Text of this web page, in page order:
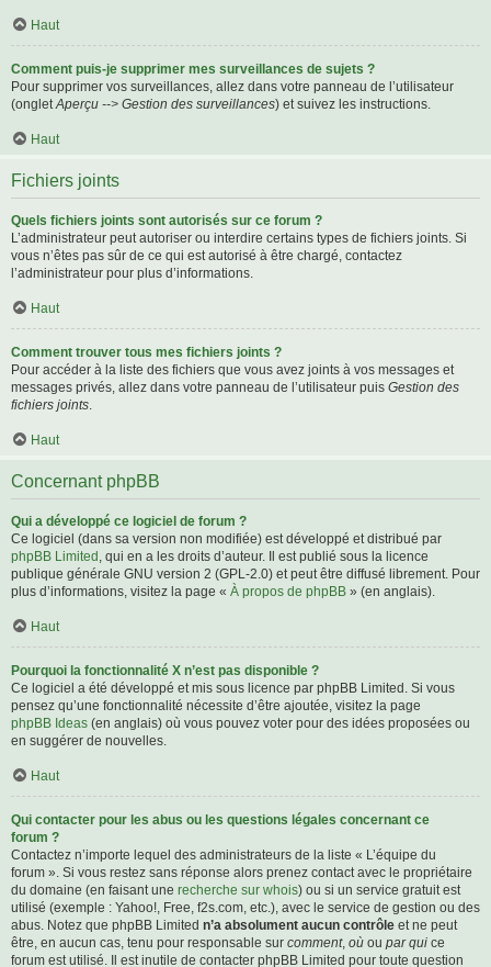
Haut
Comment puis-je supprimer mes surveillances de sujets ?
Pour supprimer vos surveillances, allez dans votre panneau de l’utilisateur
(ongletAperçu --> Gestion des surveillances) et suivez les instructions.
Haut
Fichiers joints
Quels fichiers joints sont autorisés sur ce forum ?
L’administrateur peut autoriser ou interdire certains types de fichiers joints. Si
vous n’êtes pas sûr de ce qui est autorisé à être chargé, contactez
l’administrateur pour plus d’informations.
Haut
Comment trouver tous mes fichiers joints ?
Pour accéder à la liste des fichiers que vous avez joints à vos messages et
messages privés, allez dans votre panneau de l’utilisateur puis Gestion des
fichiers joints.
Haut
Concernant phpBB
Qui a développé ce logiciel de forum ?
Ce logiciel (dans sa version non modifiée) est développé et distribué par
phpBB Limited , qui en a les droits d’auteur. Il est publié sous la licence
publique générale GNU version 2 (GPL-2.0) et peut être diffusé librement. Pour
plus d’informations, visitez la page « À propos de phpBB » (en anglais).
Haut
Pourquoi la fonctionnalité X n’est pas disponible ?
Ce logiciel a été développé et mis sous licence par phpBB Limited. Si vous
pensez qu’une fonctionnalité nécessite d’être ajoutée, visitez la page
phpBB Ideas (en anglais) où vous pouvez voter pour des idées proposées ou
en suggérer de nouvelles.
Haut
Qui contacter pour les abus ou les questions légales concernant ce
forum ?
Contactez n’importe lequel des administrateurs de la liste « L’équipe du
forum ». Si vous restez sans réponse alors prenez contact avec le propriétaire
du domaine (en faisant une recherche sur whois) ou si un service gratuit est
utilisé (exemple : Yahoo!, Free, f2s.com, etc.), avec le service de gestion ou des
abus. Notez que phpBB Limited n’a absolument aucun contrôle et ne peut
être, en aucun cas, tenu pour responsable sur comment, où ou par qui ce
forum est utilisé. Il est inutile de contacter phpBB Limited pour toute question